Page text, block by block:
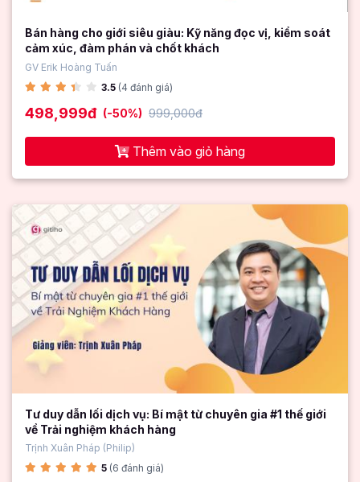
Bán hàng cho giới siêu giàu: Kỹ năng đọc vị, kiểm soát
cảm xúc, đàm phán và chốt khách
GV Erik Hoàng Tuấn
3.5 (4 đánh giá)
498,999đ (-50%) 999,000đ
Thêm vào giỏ hàng
Tư duy dẫn lối dịch vụ: Bí mật từ chuyên gia #1 thế giới
về Trải nghiệm khách hàng
Trịnh Xuân Pháp (Philip)
5 (6 đánh giá)